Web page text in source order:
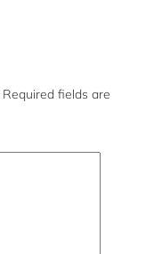
Required fields are